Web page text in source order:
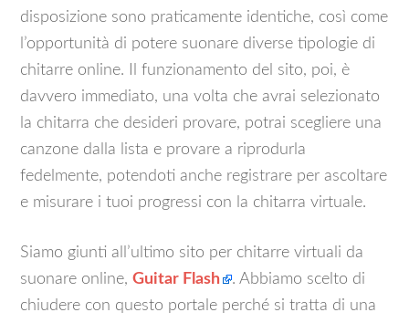
disposizione sono praticamente identiche, così come
l’opportunità di potere suonare diverse tipologie di
chitarre online. Il funzionamento del sito, poi, è
davvero immediato, una volta che avrai selezionato
la chitarra che desideri provare, potrai scegliere una
canzone dalla lista e provare a riprodurla
fedelmente, potendoti anche registrare per ascoltare
e misurare i tuoi progressi con la chitarra virtuale.
Siamo giunti all’ultimo sito per chitarre virtuali da
suonare online,Guitar Flash
. Abbiamo scelto di
chiudere con questo portale perché si tratta di una